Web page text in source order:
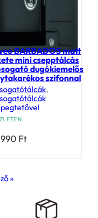
BARBADOS matt
mini csepptálcás
dugókiemelős
szifonnal
,
Ft
»